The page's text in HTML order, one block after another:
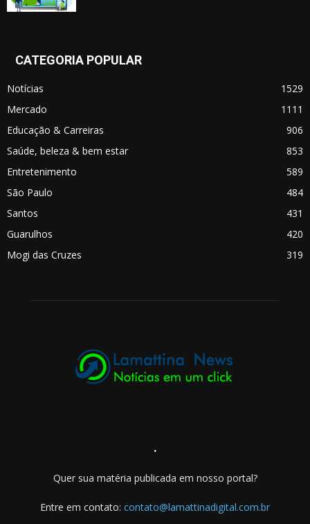
CATEGORIA POPULAR
Notícias
1529
Mercado
1111
Educação & Carreiras
906
Saúde, beleza & bem estar
853
Entretenimento
589
São Paulo
484
Santos
431
Guarulhos
420
Mogi das Cruzes
319
.
Quer sua matéria publicada em nosso portal?
Entre em contato: contato@lamattinadigital.com.br